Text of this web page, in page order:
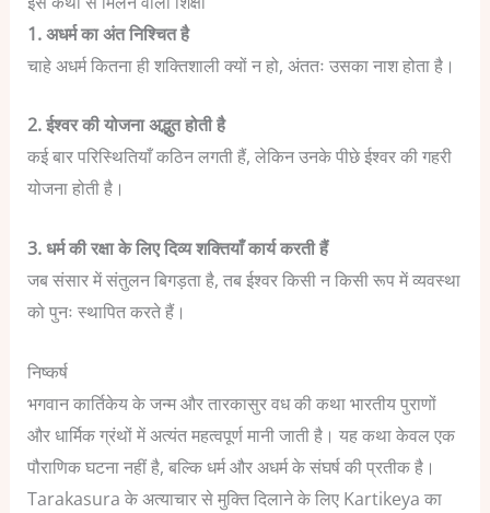
1. अधर्म का अंत निश्चित है
चाहे अधर्म कितना ही शक्तिशाली क्यों न हो, अंततः उसका नाश होता है।
2. ईश्वर की योजना अद्भुत होती है
कई बार परिस्थितियाँ कठिन लगती हैं, लेकिन उनके पीछे ईश्वर की गहरी
योजना होती है।
3. धर्म की रक्षा के लिए दिव्य शक्तियाँ कार्य करती हैं
जब संसार में संतुलन बिगड़ता है, तब ईश्वर किसी न किसी रूप में व्यवस्था
को पुनः स्थापित करते हैं।
निष्कर्ष
भगवान कार्तिकेय के जन्म और तारकासुर वध की कथा भारतीय पुराणों
और धार्मिक ग्रंथों में अत्यंत महत्वपूर्ण मानी जाती है। यह कथा केवल एक
पौराणिक घटना नहीं है, बल्कि धर्म और अधर्म के संघर्ष की प्रतीक है।
Tarakasura के अत्याचार से मुक्ति दिलाने के लिए Kartikeya का